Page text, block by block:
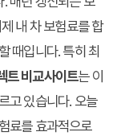
내 차 보험료를 합
때입니다. 특히 최
트 비교사이트는 이
고 있습니다. 오늘
료를 효과적으로